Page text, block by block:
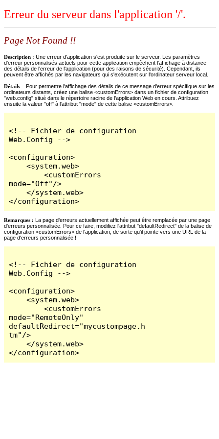
Erreur du serveur dans l'application '/'.
Page Not Found !!
Description : Une erreur d'application s'est produite sur le serveur. Les paramètres
d'erreur personnalisés actuels pour cette application empêchent l'affichage à distance
des détails de l'erreur de l'application (pour des raisons de sécurité). Cependant, ils
peuvent être affichés par les navigateurs qui s'exécutent sur l'ordinateur serveur local.
Détails = Pour permettre l'affichage des détails de ce message d'erreur spécifique sur les
ordinateurs distants, créez une balise <customErrors> dans un fichier de configuration
"web.config" situé dans le répertoire racine de l'application Web en cours. Attribuez
ensuite la valeur "off" à l'attribut "mode" de cette balise <customErrors>.
<!-- Fichier de configuration
Web.Config -->
<configuration>
    <system.web>
        <customErrors
mode="Off"/>
    </system.web>
</configuration>
Remarques : La page d'erreurs actuellement affichée peut être remplacée par une page
d'erreurs personnalisée. Pour ce faire, modifiez l'attribut "defaultRedirect" de la balise de
configuration <customErrors> de l'application, de sorte qu'il pointe vers une URL de la
page d'erreurs personnalisée !
<!-- Fichier de configuration
Web.Config -->
<configuration>
    <system.web>
        <customErrors
mode="RemoteOnly"
defaultRedirect="mycustompage.h
tm"/>
    </system.web>
</configuration>